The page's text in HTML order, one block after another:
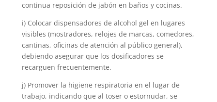
continua reposición de jabón en baños y cocinas.
i) Colocar dispensadores de alcohol gel en lugares
visibles (mostradores, relojes de marcas, comedores,
cantinas, oficinas de atención al público general),
debiendo asegurar que los dosificadores se
recarguen frecuentemente.
j) Promover la higiene respiratoria en el lugar de
trabajo, indicando que al toser o estornudar, se